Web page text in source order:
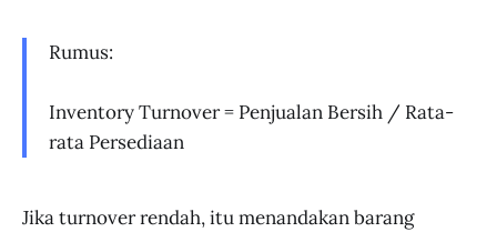
Rumus:
Inventory Turnover = Penjualan Bersih / Rata-
rata Persediaan
Jika turnover rendah, itu menandakan barang